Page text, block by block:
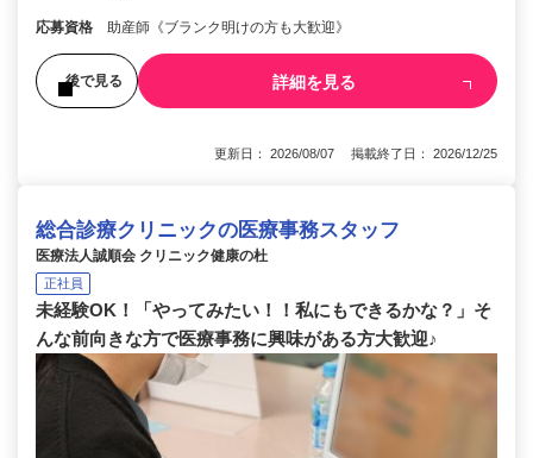
応募資格 助産師《ブランク明けの方も大歓迎》
後で見る 詳細を見る
更新日： 2026/08/07 掲載終了日： 2026/12/25
総合診療クリニックの医療事務スタッフ
医療法人誠順会 クリニック健康の杜
正社員
未経験OK！「やってみたい！！私にもできるかな？」そ
んな前向きな方で医療事務に興味がある方大歓迎♪